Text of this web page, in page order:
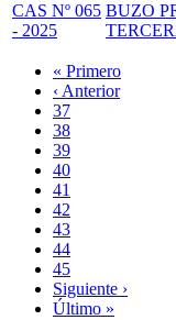
CAS Nº 065
- 2025
BUZO
Paginación
Primera
página
« Primero
Página
anterior
‹ Anterior
Page
37
Page
38
Page
39
Page
40
Página
actual
41
Page
42
Page
43
Page
44
Page
45
Siguiente
página
Siguiente ›
Última
Último »